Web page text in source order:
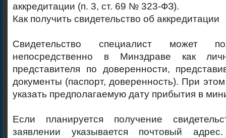
аккредитации (п. 3, ст. 69 № 323-ФЗ).
Как получить свидетельство об аккредитации
Свидетельство специалист может
непосредственно в Минздраве как
представителя по доверенности,
документы (паспорт, доверенность). При
указать предполагаемую дату прибытия в
Если планируется получение
заявлении указывается почтовый